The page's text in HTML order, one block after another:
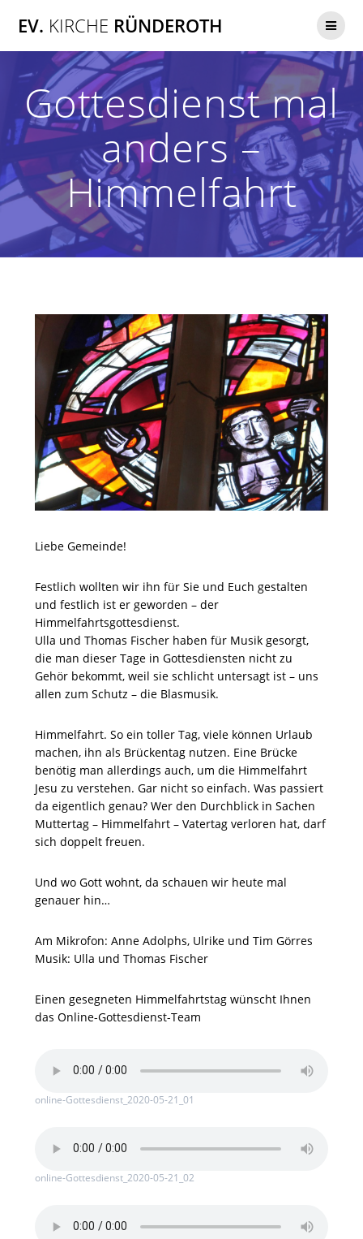
Inhalt
EV. KIRCHE RÜNDEROTH
Gottesdienst mal
anders –
Himmelfahrt
Liebe Gemeinde!
Festlich wollten wir ihn für Sie und Euch gestalten
und festlich ist er geworden – der
Himmelfahrtsgottesdienst.
Ulla und Thomas Fischer haben für Musik gesorgt,
die man dieser Tage in Gottesdiensten nicht zu
Gehör bekommt, weil sie schlicht untersagt ist – uns
allen zum Schutz – die Blasmusik.
Himmelfahrt. So ein toller Tag, viele können Urlaub
machen, ihn als Brückentag nutzen. Eine Brücke
benötig man allerdings auch, um die Himmelfahrt
Jesu zu verstehen. Gar nicht so einfach. Was passiert
da eigentlich genau? Wer den Durchblick in Sachen
Muttertag – Himmelfahrt – Vatertag verloren hat, darf
sich doppelt freuen.
Und wo Gott wohnt, da schauen wir heute mal
genauer hin…
Am Mikrofon: Anne Adolphs, Ulrike und Tim Görres
Musik: Ulla und Thomas Fischer
Einen gesegneten Himmelfahrtstag wünscht Ihnen
das Online-Gottesdienst-Team
online-Gottesdienst_2020-05-21_01
online-Gottesdienst_2020-05-21_02